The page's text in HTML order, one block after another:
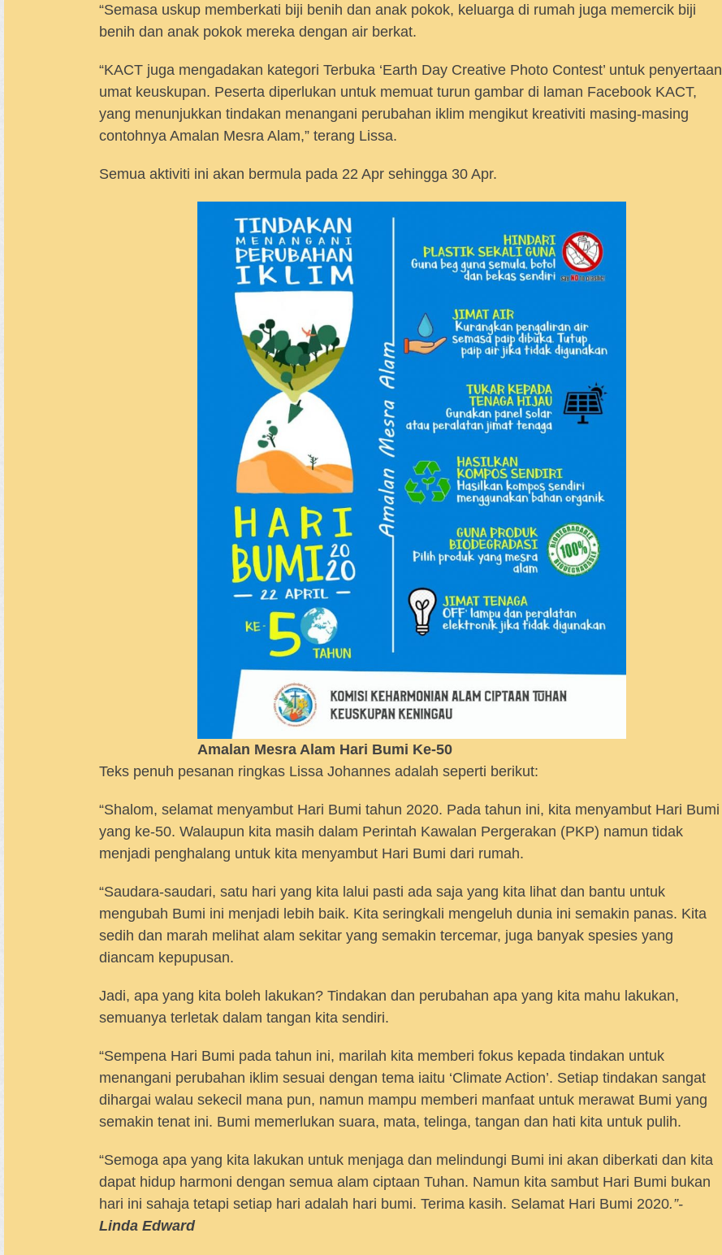
“Semasa uskup memberkati biji benih dan anak pokok, keluarga di rumah juga memercik biji
benih dan anak pokok mereka dengan air berkat.
“KACT juga mengadakan kategori Terbuka ‘Earth Day Creative Photo Contest’ untuk penyertaan
umat keuskupan. Peserta diperlukan untuk memuat turun gambar di laman Facebook KACT,
yang menunjukkan tindakan menangani perubahan iklim mengikut kreativiti masing-masing
contohnya Amalan Mesra Alam,” terang Lissa.
Semua aktiviti ini akan bermula pada 22 Apr sehingga 30 Apr.
Amalan Mesra Alam Hari Bumi Ke-50
Teks penuh pesanan ringkas Lissa Johannes adalah seperti berikut:
“Shalom, selamat menyambut Hari Bumi tahun 2020. Pada tahun ini, kita menyambut Hari Bumi
yang ke-50. Walaupun kita masih dalam Perintah Kawalan Pergerakan (PKP) namun tidak
menjadi penghalang untuk kita menyambut Hari Bumi dari rumah.
“Saudara-saudari, satu hari yang kita lalui pasti ada saja yang kita lihat dan bantu untuk
mengubah Bumi ini menjadi lebih baik. Kita seringkali mengeluh dunia ini semakin panas. Kita
sedih dan marah melihat alam sekitar yang semakin tercemar, juga banyak spesies yang
diancam kepupusan.
Jadi, apa yang kita boleh lakukan? Tindakan dan perubahan apa yang kita mahu lakukan,
semuanya terletak dalam tangan kita sendiri.
“Sempena Hari Bumi pada tahun ini, marilah kita memberi fokus kepada tindakan untuk
menangani perubahan iklim sesuai dengan tema iaitu ‘Climate Action’. Setiap tindakan sangat
dihargai walau sekecil mana pun, namun mampu memberi manfaat untuk merawat Bumi yang
semakin tenat ini. Bumi memerlukan suara, mata, telinga, tangan dan hati kita untuk pulih.
“Semoga apa yang kita lakukan untuk menjaga dan melindungi Bumi ini akan diberkati dan kita
dapat hidup harmoni dengan semua alam ciptaan Tuhan. Namun kita sambut Hari Bumi bukan
hari ini sahaja tetapi setiap hari adalah hari bumi. Terima kasih. Selamat Hari Bumi 2020.”-
Linda Edward